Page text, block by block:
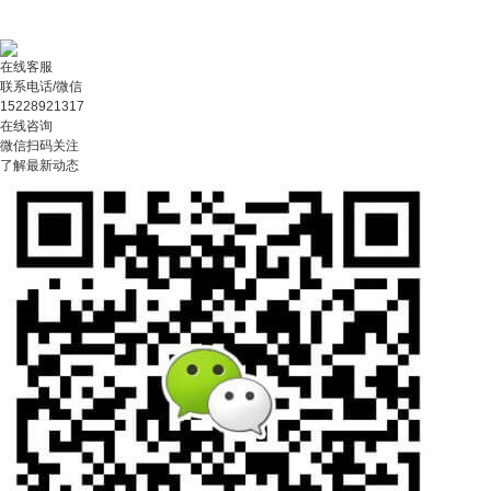
在线客服
联系电话/微信
15228921317
在线咨询
微信扫码关注
了解最新动态